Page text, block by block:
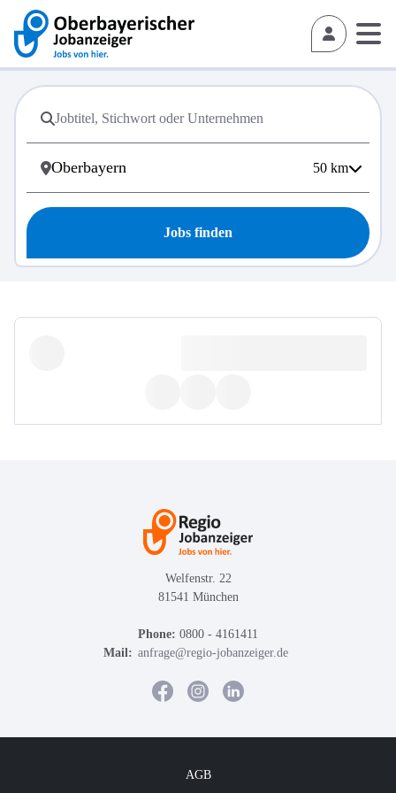
50 km
Jobs finden
Welfenstr. 22
81541 München
Phone: 0800 - 4161411
Mail: anfrage@regio-jobanzeiger.de
AGB